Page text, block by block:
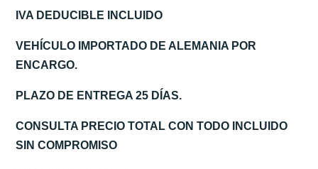
IVA DEDUCIBLE INCLUIDO
VEHÍCULO IMPORTADO DE ALEMANIA POR
ENCARGO.
PLAZO DE ENTREGA 25 DÍAS.
CONSULTA PRECIO TOTAL CON TODO INCLUIDO
SIN COMPROMISO